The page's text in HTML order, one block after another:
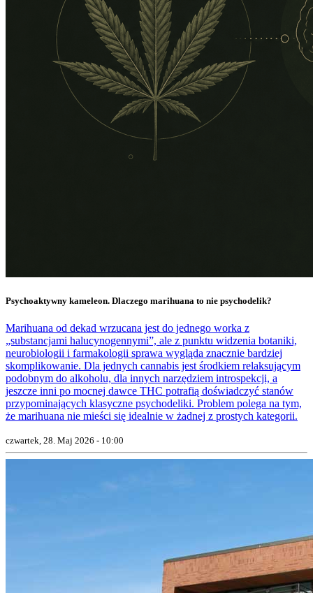
Psychoaktywny kameleon. Dlaczego marihuana to nie psychodelik?
Marihuana od dekad wrzucana jest do jednego worka z
„substancjami halucynogennymi”, ale z punktu widzenia botaniki,
neurobiologii i farmakologii sprawa wygląda znacznie bardziej
skomplikowanie. Dla jednych cannabis jest środkiem relaksującym
podobnym do alkoholu, dla innych narzędziem introspekcji, a
jeszcze inni po mocnej dawce THC potrafią doświadczyć stanów
przypominających klasyczne psychodeliki. Problem polega na tym,
że marihuana nie mieści się idealnie w żadnej z prostych kategorii.
czwartek, 28. Maj 2026 - 10:00